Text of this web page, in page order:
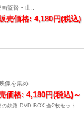
監督・山..
売価格: 4,180円(税込)
像を集め..
価格: 4,180円(税込)～
鉄路 DVD-BOX 全2枚セット